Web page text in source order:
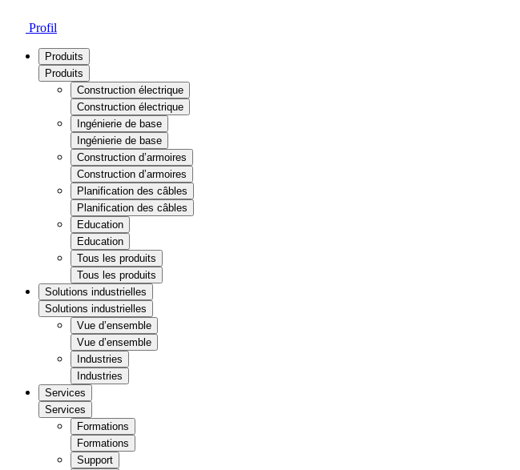
Profil
Produits
Produits
Construction électrique
Construction électrique
Ingénierie de base
Ingénierie de base
Construction d’armoires
Construction d’armoires
Planification des câbles
Planification des câbles
Education
Education
Tous les produits
Tous les produits
Solutions industrielles
Solutions industrielles
Vue d’ensemble
Vue d’ensemble
Industries
Industries
Services
Services
Formations
Formations
Support